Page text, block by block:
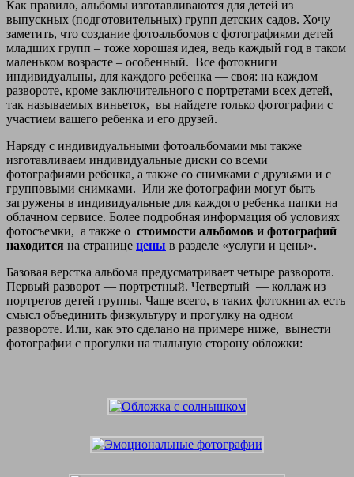
Как правило, альбомы изготавливаются для детей из
выпускных (подготовительных) групп детских садов. Хочу
заметить, что создание фотоальбомов с фотографиями детей
младших групп – тоже хорошая идея, ведь каждый год в таком
маленьком возрасте – особенный. Все фотокниги
индивидуальны, для каждого ребенка — своя: на каждом
развороте, кроме заключительного с портретами всех детей,
так называемых виньеток, вы найдете только фотографии с
участием вашего ребенка и его друзей.
Наряду с индивидуальными фотоальбомами мы также
изготавливаем индивидуальные диски со всеми
фотографиями ребенка, а также со снимками с друзьями и с
групповыми снимками. Или же фотографии могут быть
загружены в индивидуальные для каждого ребенка папки на
облачном сервисе. Более подробная информация об условиях
фотосъемки, а также о стоимости альбомов и фотографий
находится на странице цены в разделе «услуги и цены».
Базовая верстка альбома предусматривает четыре разворота.
Первый разворот — портретный. Четвертый — коллаж из
портретов детей группы. Чаще всего, в таких фотокнигах есть
смысл объединить физкультуру и прогулку на одном
развороте. Или, как это сделано на примере ниже, вынести
фотографии с прогулки на тыльную сторону обложки: